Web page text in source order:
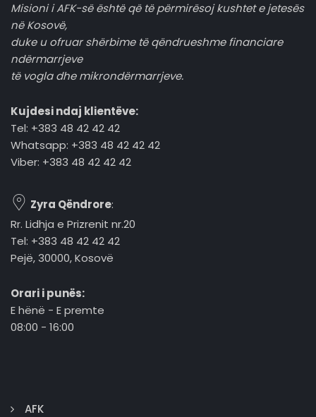
Misioni i AFK-së është që të përmirësoj kushtet e jetesës
në Kosovë,
duke u ofruar shërbime të qëndrueshme financiare
ndërmarrjeve
të vogla dhe mikrondërmarrjeve.
Kujdesi ndaj klientëve:
Tel: +383 48 42 42 42
Whatsapp: +383 48 42 42 42
Viber: +383 48 42 42 42
Zyra Qëndrore:
Rr. Lidhja e Prizrenit nr.20
Tel: +383 48 42 42 42
Pejë, 30000, Kosovë
Orari i punës:
E hënë - E premte
08:00 - 16:00
AFK